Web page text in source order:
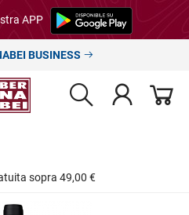
APP
BUSINESS
sopra 49,00 €